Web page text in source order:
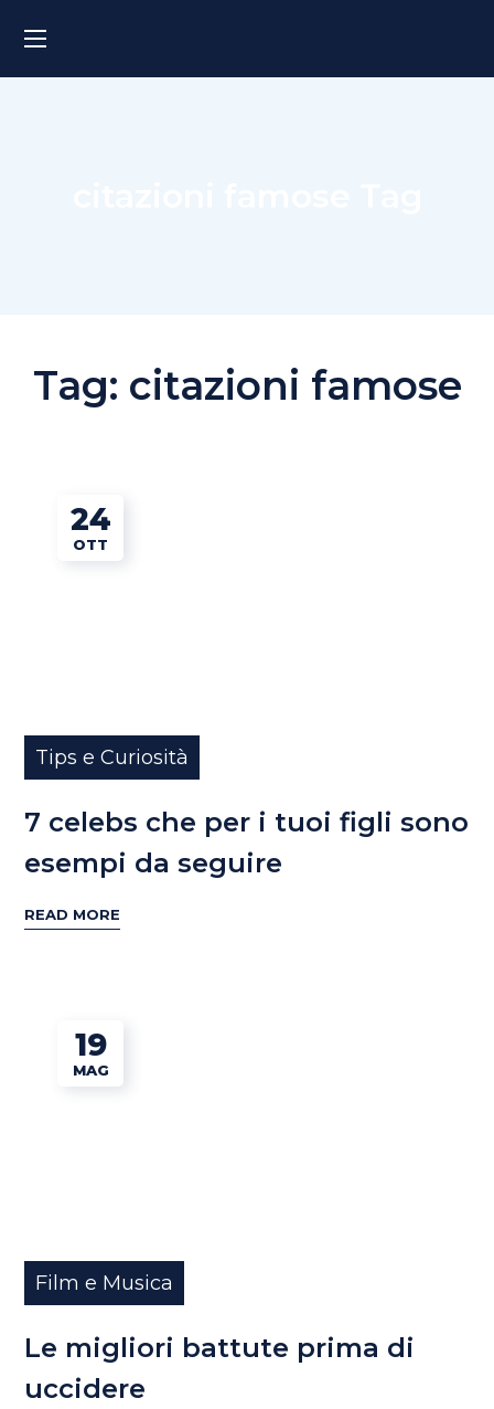
Tag: citazioni famose
24
OTT
Tips e Curiosità
7 celebs che per i tuoi figli sono
esempi da seguire
READ MORE
19
MAG
Film e Musica
Le migliori battute prima di
uccidere